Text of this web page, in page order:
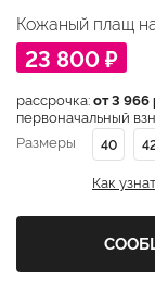
Кожаный плащ
23 800 ₽
рассрочка:от 3 966
первоначальный
Размеры
40
Как